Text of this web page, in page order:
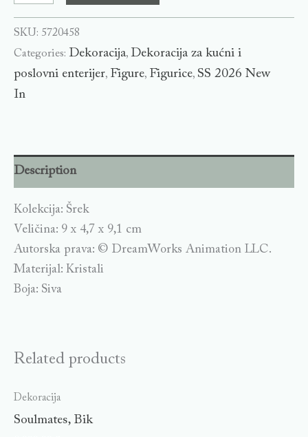
SKU: 5720458
Categories: Dekoracija, Dekoracija za kućni i
poslovni enterijer, Figure, Figurice, SS 2026 New
In
Description
Kolekcija: Šrek
Veličina: 9 x 4,7 x 9,1 cm
Autorska prava: © DreamWorks Animation LLC.
Materijal: Kristali
Boja: Siva
Related products
Dekoracija
Soulmates, Bik